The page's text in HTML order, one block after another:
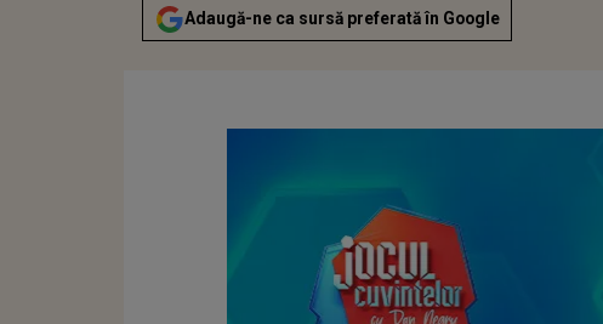
Adaugă-ne ca sursă preferată în Google